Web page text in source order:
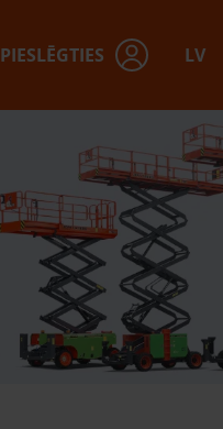
PIESLĒGTIES LV